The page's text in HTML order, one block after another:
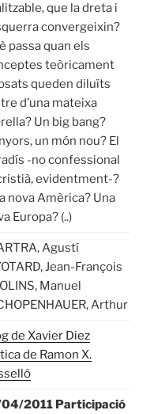
que la dreta i
convergeixin?
passa quan els
teòricament
queden diluïts
d’una mateixa
Un big bang?
un món nou? El
-no confessional
evidentment-?
nova Amèrica? Una
Europa? (..)
Agustí
Jean-François
Manuel
Arthur
de Xavier Diez
de Ramon X.
2011 Participació